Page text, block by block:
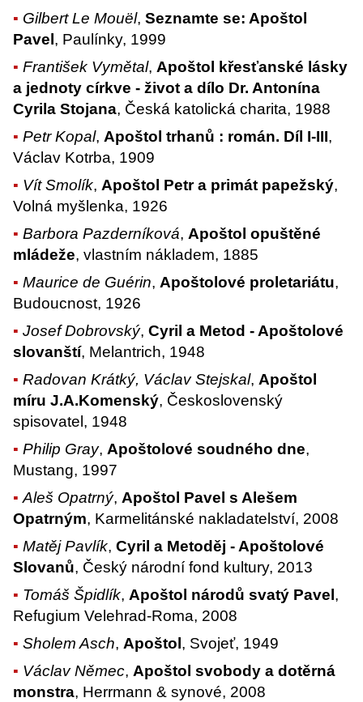
Gilbert Le Mouël,Seznamte se: Apoštol
Pavel , Paulínky, 1999
František Vymětal,Apoštol křesťanské lásky
a jednoty církve - život a dílo Dr. Antonína
Cyrila Stojana, Česká katolická charita, 1988
Petr Kopal,Apoštol trhanů : román. Díl I-III,
Václav Kotrba, 1909
Vít Smolík,Apoštol Petr a primát papežský,
Volná myšlenka, 1926
Barbora Pazderníková,Apoštol opuštěné
mládeže, vlastním nákladem, 1885
Maurice de Guérin,Apoštolové proletariátu,
Budoucnost, 1926
Josef Dobrovský,Cyril a Metod - Apoštolové
slovanští, Melantrich, 1948
Radovan Krátký, Václav Stejskal,Apoštol
míru J.A.Komenský, Československý
spisovatel, 1948
Philip Gray,Apoštolové soudného dne,
Mustang, 1997
Aleš Opatrný,Apoštol Pavel s Alešem
Opatrným, Karmelitánské nakladatelství, 2008
Matěj Pavlík,Cyril a Metoděj - Apoštolové
Slovanů, Český národní fond kultury, 2013
Tomáš Špidlík,Apoštol národů svatý Pavel ,
Refugium Velehrad-Roma, 2008
Sholem Asch,Apoštol , Svojeť, 1949
Václav Němec,Apoštol svobody a dotěrná
monstra, Herrmann & synové, 2008